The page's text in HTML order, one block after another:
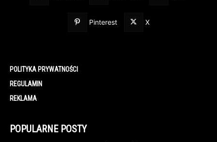
Pinterest X
POLITYKA PRYWATNOŚCI
REGULAMIN
REKLAMA
POPULARNE POSTY